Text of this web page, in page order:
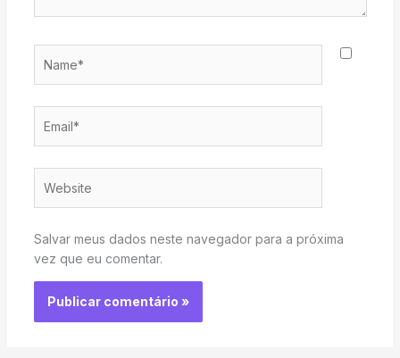
Salvar meus dados neste navegador para a próxima
vez que eu comentar.